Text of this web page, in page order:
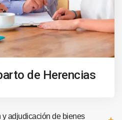
de Herencias
adjudicación de bienes